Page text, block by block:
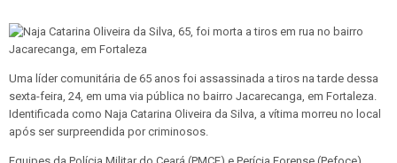
Uma líder comunitária de 65 anos foi assassinada a tiros na tarde dessa
sexta-feira, 24, em uma via pública no bairro Jacarecanga, em Fortaleza.
Identificada como Naja Catarina Oliveira da Silva, a vítima morreu no local
após ser surpreendida por criminosos.